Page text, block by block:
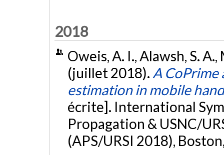
2018
Oweis, A. I., Alawsh, S.
(juillet 2018). A CoPrime
estimation in mobile
écrite]. International
Propagation & USNC/
(APS/URSI 2018),